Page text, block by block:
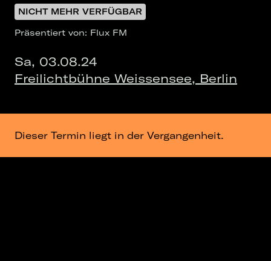
NICHT MEHR VERFÜGBAR
Präsentiert von: Flux FM
Sa, 03.08.24
Freilichtbühne Weissensee, Berlin
Dieser Termin liegt in der Vergangenheit.